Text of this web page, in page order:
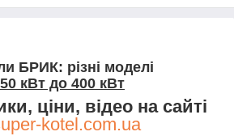
БРИК: різні моделі
50 кВт до 400 кВт
ціни, відео на сайті
kotel.com.ua